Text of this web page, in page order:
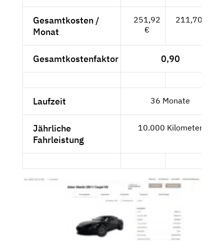
Gesamtkosten /
Monat
251,92
€
211,70 €
Gesamtkostenfaktor 0,90
Laufzeit 36 Monate
Jährliche
Fahrleistung
10.000 Kilometer